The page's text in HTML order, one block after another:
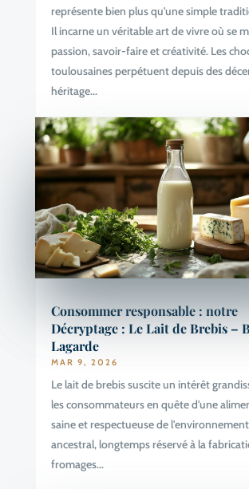
représente bien plus qu'une simple
Il incarne un véritable art de vivre où se
passion, savoir-faire et créativité. Les
toulousaines perpétuent depuis des
héritage...
Consommer responsable : notre
Décryptage : Le Lait de Brebis –
Lagarde
MAR 9, 2026
Le lait de brebis suscite un intérêt
les consommateurs en quête d'une
saine et respectueuse de
ancestral, longtemps réservé à la
fromages...